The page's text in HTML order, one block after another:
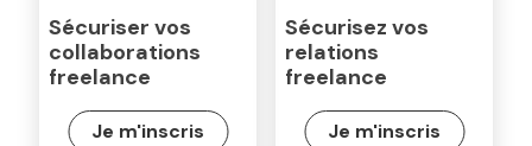
Sécuriser vos
collaborations
freelance
Je m'inscris
Sécurisez vos
relations
freelance
Je m'inscris